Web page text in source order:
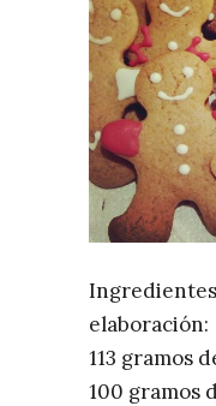
elaboración:
113 gramos
100 gramos